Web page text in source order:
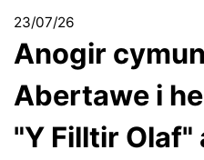
23/07/26
Anogir
Abertawe i
"Y Filltir